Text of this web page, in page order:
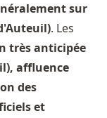
sur
. Les
très anticipée
affluence
des
et